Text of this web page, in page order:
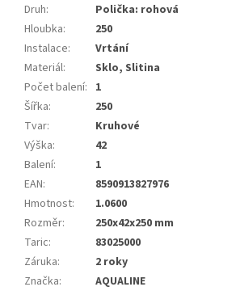
Druh:
Polička: rohová
Hloubka:
250
Instalace:
Vrtání
Materiál:
Sklo, Slitina
Počet balení: 1
Šířka:
250
Tvar:
Kruhové
Výška:
42
Balení:
1
EAN:
8590913827976
Hmotnost:
1.0600
Rozměr:
250x42x250 mm
Taric:
83025000
Záruka:
2 roky
Značka: AQUALINE